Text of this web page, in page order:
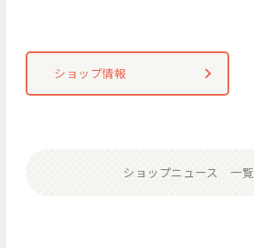
ショップ情報
ショップニュース 一覧